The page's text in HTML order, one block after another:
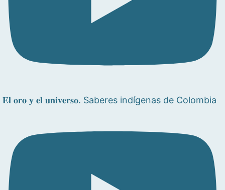
𝐄𝐥 𝐨𝐫𝐨 𝐲 𝐞𝐥 𝐮𝐧𝐢𝐯𝐞𝐫𝐬𝐨. Saberes indígenas de Colombia